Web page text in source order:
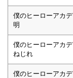
僕のヒーローアカ
明
僕のヒーローアカ
ねじれ
僕のヒーローアカ